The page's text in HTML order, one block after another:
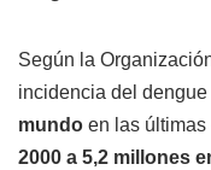
Según la
incidencia del dengue
mundo en las
2000 a 5,2 millones